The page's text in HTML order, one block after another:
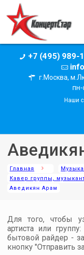
+7 (495) 989-
г.Москва,
пн-
Наши
Главная
Кавер группы,
Аведикян Арам
Для того, чтобы
артиста или
бытовой райдер -
кнопку "Отправить